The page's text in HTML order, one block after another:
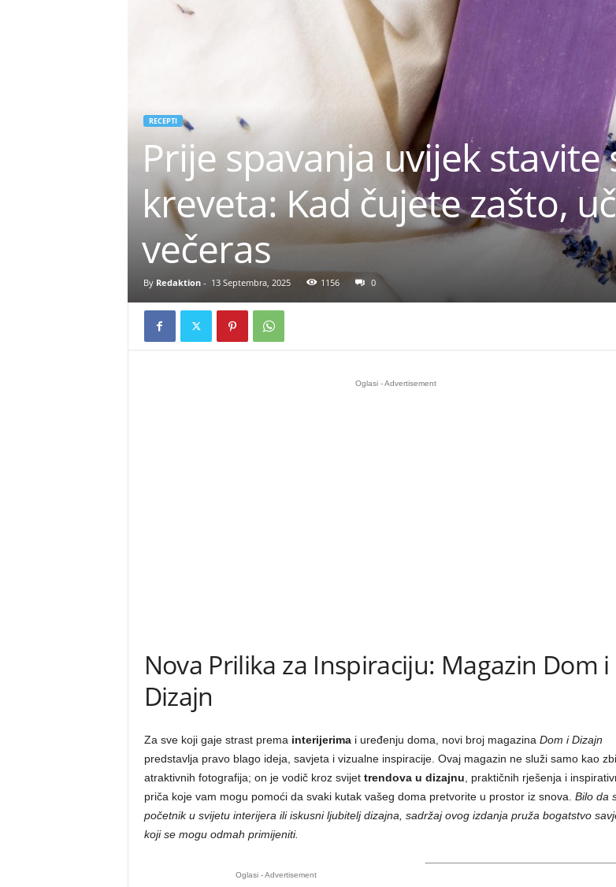
RECEPTI
Prije spavanja uvijek
kreveta: Kad čujete zašto,
večeras
By Redaktion- 13 Septembra, 2025 1156 0
Oglasi - Advertisement
Nova Prilika za Inspiraciju: Magazin Dom i
Dizajn
Za sve koji gaje strast prema interijerimai uređenju doma, novi broj magazina Dom i Dizajn
predstavlja pravo blago ideja, savjeta i vizualne inspiracije. Ovaj magazin ne služi samo kao
atraktivnih fotografija; on je vodič kroz svijet trendova u dizajnu , praktičnih rješenja i
priča koje vam mogu pomoći da svaki kutak vašeg doma pretvorite u prostor iz snova. Bilo da
početnik u svijetu interijera ili iskusni ljubitelj dizajna, sadržaj ovog izdanja pruža bogatstvo
koji se mogu odmah primijeniti.
Oglasi - Advertisement